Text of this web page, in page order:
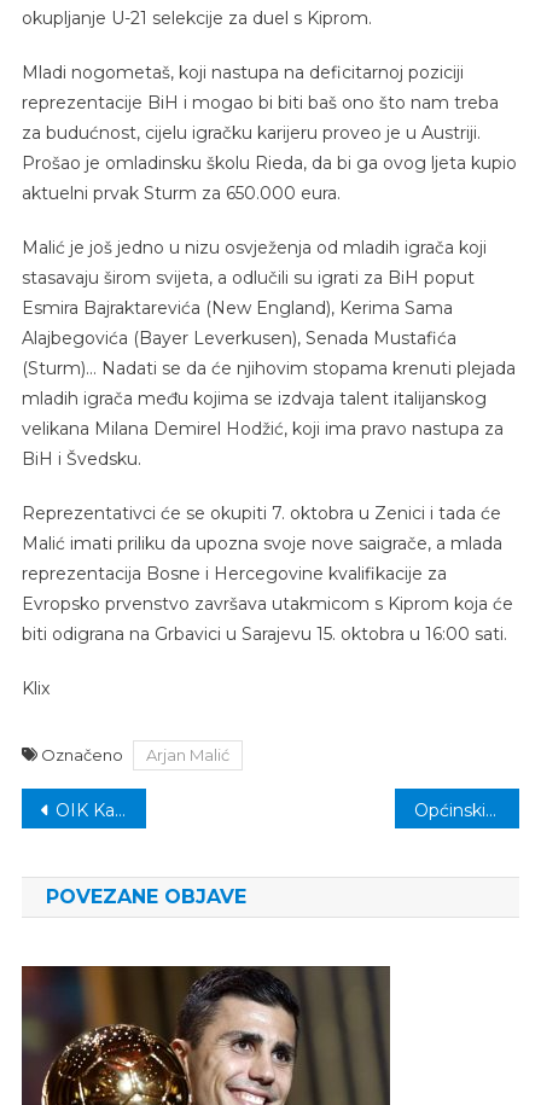
okupljanje U-21 selekcije za duel s Kiprom.
Mladi nogometaš, koji nastupa na deficitarnoj poziciji
reprezentacije BiH i mogao bi biti baš ono što nam treba
za budućnost, cijelu igračku karijeru proveo je u Austriji.
Prošao je omladinsku školu Rieda, da bi ga ovog ljeta kupio
aktuelni prvak Sturm za 650.000 eura.
Malić je još jedno u nizu osvježenja od mladih igrača koji
stasavaju širom svijeta, a odlučili su igrati za BiH poput
Esmira Bajraktarevića (New England), Kerima Sama
Alajbegovića (Bayer Leverkusen), Senada Mustafića
(Sturm)… Nadati se da će njihovim stopama krenuti plejada
mladih igrača među kojima se izdvaja talent italijanskog
velikana Milana Demirel Hodžić, koji ima pravo nastupa za
BiH i Švedsku.
Reprezentativci će se okupiti 7. oktobra u Zenici i tada će
Malić imati priliku da upozna svoje nove saigrače, a mlada
reprezentacija Bosne i Hercegovine kvalifikacije za
Evropsko prvenstvo završava utakmicom s Kiprom koja će
biti odigrana na Grbavici u Sarajevu 15. oktobra u 16:00 sati.
Klix
Označeno Arjan Malić
Navigacija
OIK Kalesija: Obavještenje o održavanju edukacije posmatrača Općinski načelnik potpisao Odluku, za završetak Predškolske ustanove u Kalesiji 748.325 KM
POVEZANE OBJAVE